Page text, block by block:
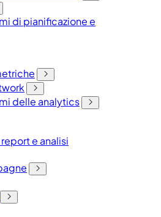
di pianificazione e
delle analytics
e analisi